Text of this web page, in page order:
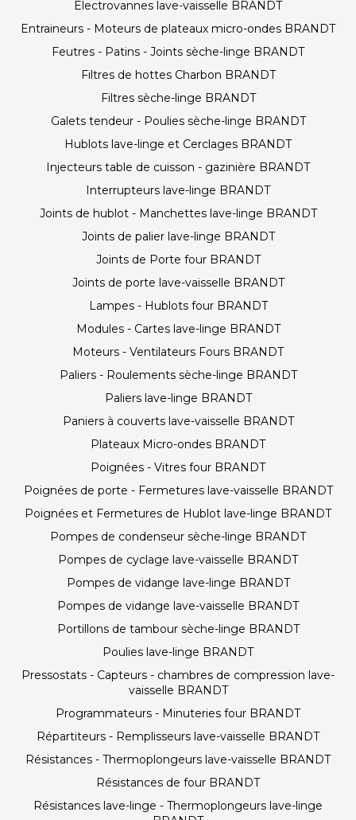
Electrovannes lave-vaisselle BRANDT
Entraineurs - Moteurs de plateaux micro-ondes BRANDT
Feutres - Patins - Joints sèche-linge BRANDT
Filtres de hottes Charbon BRANDT
Filtres sèche-linge BRANDT
Galets tendeur - Poulies sèche-linge BRANDT
Hublots lave-linge et Cerclages BRANDT
Injecteurs table de cuisson - gazinière BRANDT
Interrupteurs lave-linge BRANDT
Joints de hublot - Manchettes lave-linge BRANDT
Joints de palier lave-linge BRANDT
Joints de Porte four BRANDT
Joints de porte lave-vaisselle BRANDT
Lampes - Hublots four BRANDT
Modules - Cartes lave-linge BRANDT
Moteurs - Ventilateurs Fours BRANDT
Paliers - Roulements sèche-linge BRANDT
Paliers lave-linge BRANDT
Paniers à couverts lave-vaisselle BRANDT
Plateaux Micro-ondes BRANDT
Poignées - Vitres four BRANDT
Poignées de porte - Fermetures lave-vaisselle BRANDT
Poignées et Fermetures de Hublot lave-linge BRANDT
Pompes de condenseur sèche-linge BRANDT
Pompes de cyclage lave-vaisselle BRANDT
Pompes de vidange lave-linge BRANDT
Pompes de vidange lave-vaisselle BRANDT
Portillons de tambour sèche-linge BRANDT
Poulies lave-linge BRANDT
Pressostats - Capteurs - chambres de compression lave-
vaisselle BRANDT
Programmateurs - Minuteries four BRANDT
Répartiteurs - Remplisseurs lave-vaisselle BRANDT
Résistances - Thermoplongeurs lave-vaisselle BRANDT
Résistances de four BRANDT
Résistances lave-linge - Thermoplongeurs lave-linge